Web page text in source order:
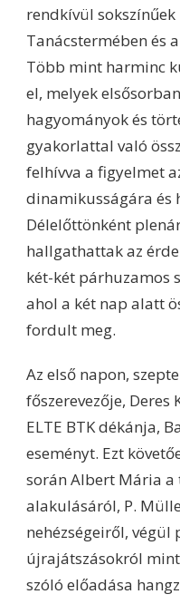
rendkívül sokszínűek
Tanácstermében és
Több mint harminc
el, melyek
hagyományok és
gyakorlattal való
felhívva a figyelmet
dinamikusságára és
Délelőttönként
hallgathattak az
két-két párhuzamos
ahol a két nap alatt
fordult meg.
Az első napon,
főszerevezője,
ELTE BTK dékánja,
eseményt. Ezt
során Albert Mária
alakulásáról, P.
nehézségeiről, végül
újrajátszásokról
szóló előadása